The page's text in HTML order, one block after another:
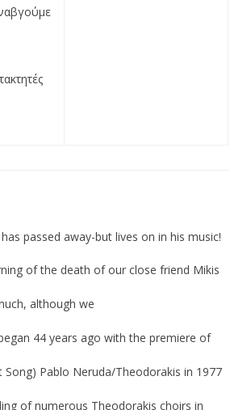
passed away-but lives on in his music!
of the death of our close friend Mikis
although we
44 years ago with the premiere of
Song) Pablo Neruda/Theodorakis in 1977
of numerous Theodorakis choirs in